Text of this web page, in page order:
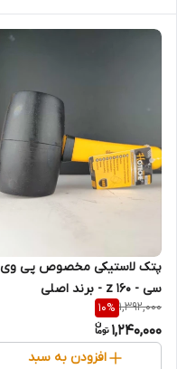
پتک لاستیکی مخصوص پی وی
سی - 160 z - برند اصلی
(قسطی)
1,392,000
10%
1,240,000
افزودن به سبد